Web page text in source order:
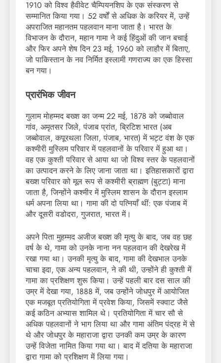
1910 को विश्व हैवीवेट चैम्पियनशिप के एक संस्करण से
सम्मानित किया गया। 52 वर्षों से अधिक के करियर में, उन्हें
अपराजित महानतम पहलवान माना जाता है। भारत के
विभाजन के दौरान, महान गामा ने कई हिंदुओं की जान बचाई
और फिर अपने शेष दिन 23 मई, 1960 को लाहौर में बिताए,
जो पाकिस्तान के नव निर्मित इस्लामी गणराज्य का एक हिस्सा
बन गया।
प्रारंभिक जीवन
गुलाम मोहम्मद बख्श का जन्म 22 मई, 1878 को जब्बोवाल
गांव, अमृतसर जिले, पंजाब प्रांत, ब्रिटिश भारत (अब
जब्बोवाल, कपूरथला जिला, पंजाब, भारत) में भट्ट वंश के एक
कश्मीरी मुस्लिम परिवार में पहलवानों के परिवार में हुआ था।
वह एक कुश्ती परिवार से आया था जो विश्व स्तर के पहलवानों
का उत्पादन करने के लिए जाना जाता था। इतिहासकारों द्वारा
बख्श परिवार को मूल रूप से कश्मीरी ब्राह्मण (बुट्टा) माना
जाता है, जिन्होंने कश्मीर में मुस्लिम शासन के दौरान इस्लाम
धर्म अपना लिया था। गामा की दो पत्नियाँ थीं: एक पंजाब में
और दूसरी वडोदरा, गुजरात, भारत में।
अपने पिता मुहम्मद अजीज बख्श की मृत्यु के बाद, जब वह छह
वर्ष के थे, गामा को उनके नाना नन पहलवान की देखरेख में
रखा गया था। उनकी मृत्यु के बाद, गामा की देखभाल उनके
चाचा इदा, एक अन्य पहलवान, ने की थी, उन्होंने ही कुश्ती में
गामा का प्रशिक्षण शुरू किया। उन्हें पहली बार दस साल की
उम्र में देखा गया, 1888 में, जब उन्होंने जोधपुर में आयोजित
एक मजबूत प्रतियोगिता में प्रवेश किया, जिसमें स्क्वाट जैसे
कई कठिन अभ्यास शामिल थे। प्रतियोगिता में चार सौ से
अधिक पहलवानों ने भाग लिया था और गामा अंतिम पंद्रह में से
थे और जोधपुर के महाराजा द्वारा उनकी कम उम्र के कारण
उन्हें विजेता नामित किया गया था। बाद में दतिया के महाराजा
द्वारा गामा को प्रशिक्षण में लिया गया।